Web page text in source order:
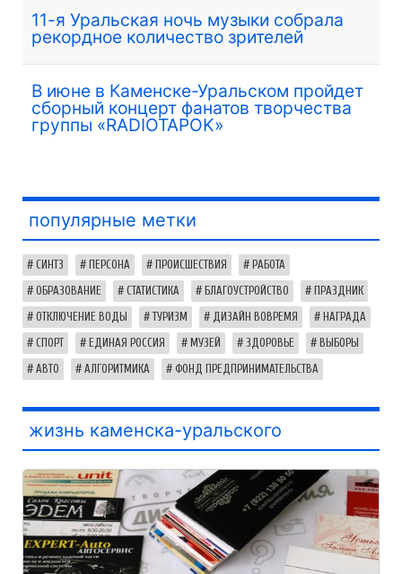
11-я Уральская ночь музыки собрала
рекордное количество зрителей
В июне в Каменске-Уральском пройдет
сборный концерт фанатов творчества
группы «RADIOTAPOK»
популярные метки
СИНТЗ ПЕРСОНА ПРОИСШЕСТВИЯ РАБОТА
ОБРАЗОВАНИЕ СТАТИСТИКА БЛАГОУСТРОЙСТВО ПРАЗДНИК
ОТКЛЮЧЕНИЕ ВОДЫ ТУРИЗМ ДИЗАЙН ВОВРЕМЯ НАГРАДА
СПОРТ ЕДИНАЯ РОССИЯ МУЗЕЙ ЗДОРОВЬЕ ВЫБОРЫ
АВТО АЛГОРИТМИКА ФОНД ПРЕДПРИНИМАТЕЛЬСТВА
жизнь каменска-уральского